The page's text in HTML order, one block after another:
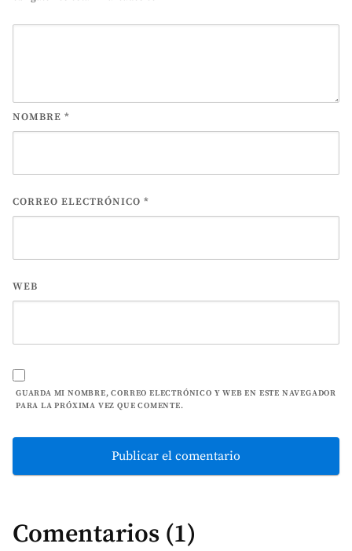
NOMBRE *
CORREO ELECTRÓNICO *
WEB
GUARDA MI NOMBRE, CORREO ELECTRÓNICO Y WEB EN ESTE NAVEGADOR
PARA LA PRÓXIMA VEZ QUE COMENTE.
Comentarios (1)